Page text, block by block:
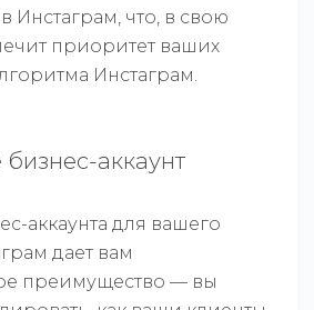
Инстаграм, что, в свою
приоритет ваших
Инстаграм.
аккаунт
аккаунта для вашего
дает вам
преимущество — вы